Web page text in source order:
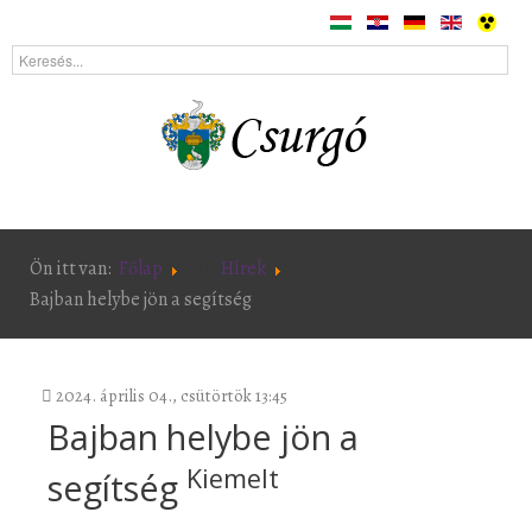
Ön itt van: Főlap
Hírek
Bajban helybe jön a segítség
2024. április 04., csütörtök 13:45
Bajban helybe jön a
segítség Kiemelt